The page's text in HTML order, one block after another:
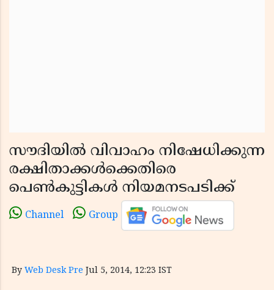
സൗദിയില്‍ വിവാഹം നിഷേധിക്കുന്ന
രക്ഷിതാക്കള്‍ക്കെതിരെ
പെണ്‍കുട്ടികള്‍ നിയമനടപടിക്ക്
Channel Group
By Web Desk Pre Jul 5, 2014, 12:23 IST